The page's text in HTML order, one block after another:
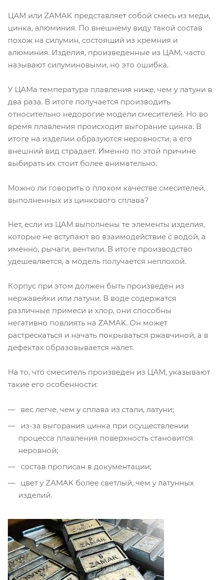
ЦАМ или ZAMAK представляет собой смесь из меди,
цинка, алюминия. По внешнему виду такой состав
похож на силумин, состоящий из кремния и
алюминия. Изделия, произведенные из ЦАМ, часто
называют силуминовыми, но это ошибка.
У ЦАМа температура плавления ниже, чем у латуни в
два раза. В итоге получается производить
относительно недорогие модели смесителей. Но во
время плавления происходит выгорание цинка. В
итоге на изделии образуются неровности, а его
внешний вид страдает. Именно по этой причине
выбирать их стоит более внимательно.
Можно ли говорить о плохом качестве смесителей,
выполненных из цинкового сплава?
Нет, если из ЦАМ выполнены те элементы изделия,
которые не вступают во взаимодействие с водой, а
именно, рычаги, вентили. В итоге производство
удешевляется, а модель получается неплохой.
Корпус при этом должен быть произведен из
нержавейки или латуни. В воде содержатся
различные примеси и хлор, они способны
негативно повлиять на ZAMAK. Он может
растрескаться и начать покрываться ржавчиной, а в
дефектах образовывается налет.
На то, что смеситель произведен из ЦАМ, указывают
такие его особенности:
вес легче, чем у сплава из стали, латуни;
из-за выгорания цинка при осуществлении
процесса плавления поверхность становится
неровной;
состав прописан в документации;
цвет у ZAMAK более светлый, чем у латунных
изделий.